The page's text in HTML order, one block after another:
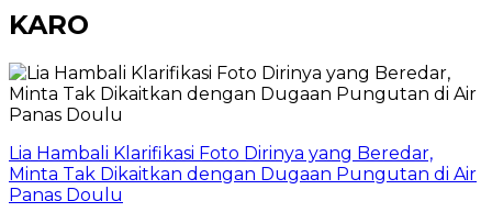
KARO
Lia Hambali Klarifikasi Foto Dirinya yang Beredar,
Minta Tak Dikaitkan dengan Dugaan Pungutan di Air
Panas Doulu